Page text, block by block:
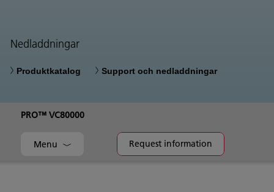
Nedladdningar
Produktkatalog Support och nedladdningar
PRO™ VC80000
Menu Request information